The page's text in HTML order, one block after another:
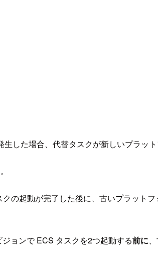
した場合、代替タスクが新しいプラット
の起動が完了した後に、古いプラット
ョンで ECS タスクを2つ起動する前に